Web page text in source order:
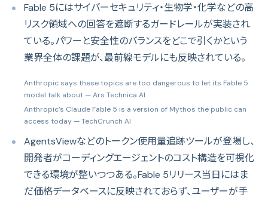
Fable 5にはサイバーセキュリティ・生物学・化学などの高
リスク領域への回答を遮断するガードレールが実装され
ている。パワーと安全性のバランスをどこで引くかという
業界全体の課題が、最前線モデルにも反映されている。
Anthropic says these topics are too dangerous to let its Fable 5
model talk about — Ars Technica AI
Anthropic’s Claude Fable 5 is a version of Mythos the public can
access today — TechCrunch AI
AgentsViewなどのトークン使用量追跡ツールが登場し、
開発者がコーディングエージェントのコスト構造を可視化
できる環境が整いつつある。Fable 5リリース当日にはま
だ価格データベースに反映されておらず、ユーザーが手